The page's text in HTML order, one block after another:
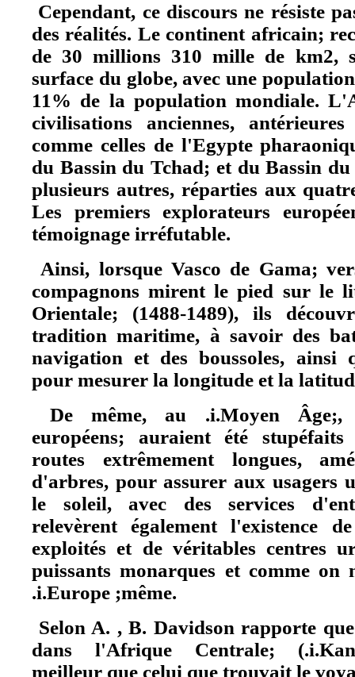
Cependant, ce discours ne résiste
des réalités. Le continent africain;
de 30 millions 310 mille de km2,
surface du globe, avec une
11% de la population mondiale.
civilisations anciennes,
comme celles de l'Egypte
du Bassin du Tchad; et du Bassin
plusieurs autres, réparties aux
Les premiers explorateurs
témoignage irréfutable.
Ainsi, lorsque Vasco de Gama;
compagnons mirent le pied sur le
Orientale; (1488-1489), ils
tradition maritime, à savoir des
navigation et des boussoles, ainsi
pour mesurer la longitude et la
De même, au .i.Moyen Âge;,
européens; auraient été
routes extrêmement longues,
d'arbres, pour assurer aux usagers
le soleil, avec des services
relevèrent également l'existence
exploités et de véritables centres
puissants monarques et comme
.i.Europe ;même.
Selon A. , B. Davidson rapporte
dans l'Afrique Centrale;
meilleur que celui que trouvait le